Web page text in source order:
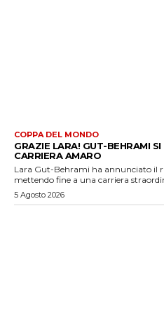
COPPA DEL MONDO
GRAZIE LARA! GUT-BEHRAMI
CARRIERA AMARO
Lara Gut-Behrami ha annunciato il
mettendo fine a una carriera
5 Agosto 2026